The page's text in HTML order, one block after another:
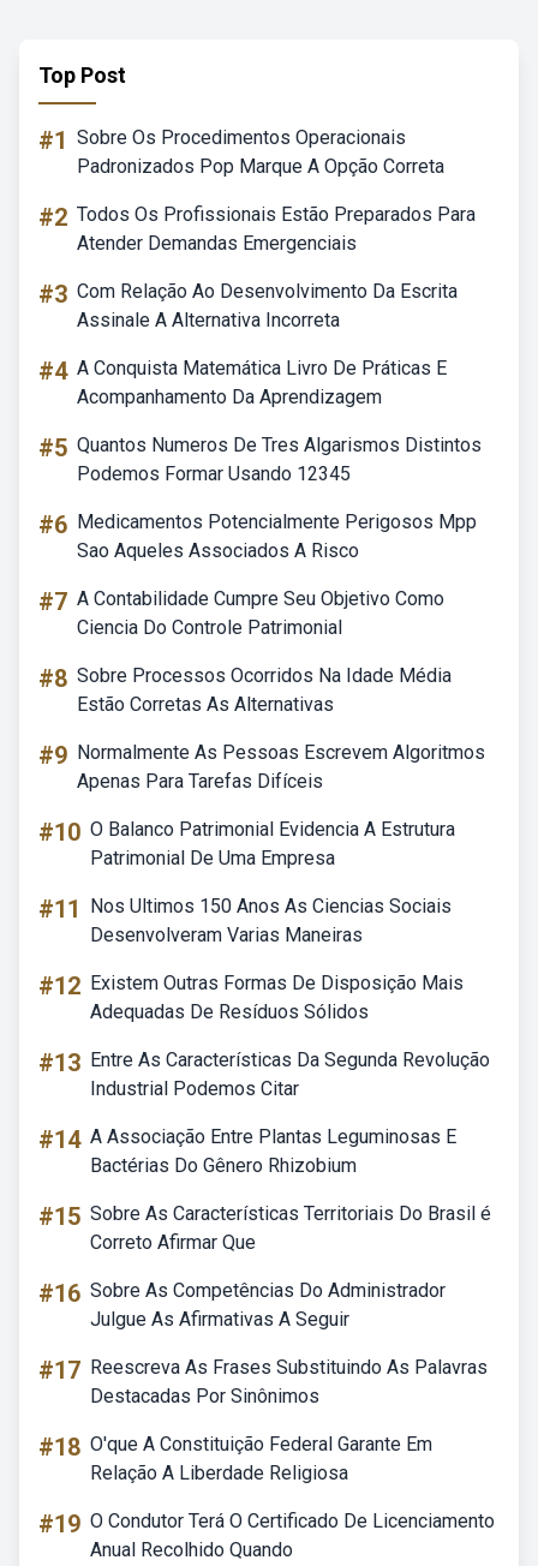
Top Post
#1 Sobre Os Procedimentos Operacionais
Padronizados Pop Marque A Opção Correta
#2 Todos Os Profissionais Estão Preparados Para
Atender Demandas Emergenciais
#3 Com Relação Ao Desenvolvimento Da Escrita
Assinale A Alternativa Incorreta
#4 A Conquista Matemática Livro De Práticas E
Acompanhamento Da Aprendizagem
#5 Quantos Numeros De Tres Algarismos Distintos
Podemos Formar Usando 12345
#6 Medicamentos Potencialmente Perigosos Mpp
Sao Aqueles Associados A Risco
#7 A Contabilidade Cumpre Seu Objetivo Como
Ciencia Do Controle Patrimonial
#8 Sobre Processos Ocorridos Na Idade Média
Estão Corretas As Alternativas
#9 Normalmente As Pessoas Escrevem Algoritmos
Apenas Para Tarefas Difíceis
#10 O Balanco Patrimonial Evidencia A Estrutura
Patrimonial De Uma Empresa
#11
Nos Ultimos 150 Anos As Ciencias Sociais
Desenvolveram Varias Maneiras
#12 Existem Outras Formas De Disposição Mais
Adequadas De Resíduos Sólidos
#13 Entre As Características Da Segunda Revolução
Industrial Podemos Citar
#14 A Associação Entre Plantas Leguminosas E
Bactérias Do Gênero Rhizobium
#15 Sobre As Características Territoriais Do Brasil é
Correto Afirmar Que
#16 Sobre As Competências Do Administrador
Julgue As Afirmativas A Seguir
#17 Reescreva As Frases Substituindo As Palavras
Destacadas Por Sinônimos
#18 O'que A Constituição Federal Garante Em
Relação A Liberdade Religiosa
#19 O Condutor Terá O Certificado De Licenciamento
Anual Recolhido Quando